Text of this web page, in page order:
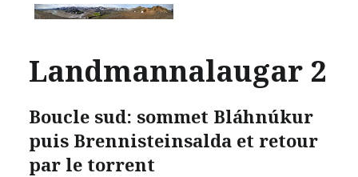
Landmannalaugar 2
Boucle sud: sommet Bláhnúkur
puis Brennisteinsalda et retour
par le torrent